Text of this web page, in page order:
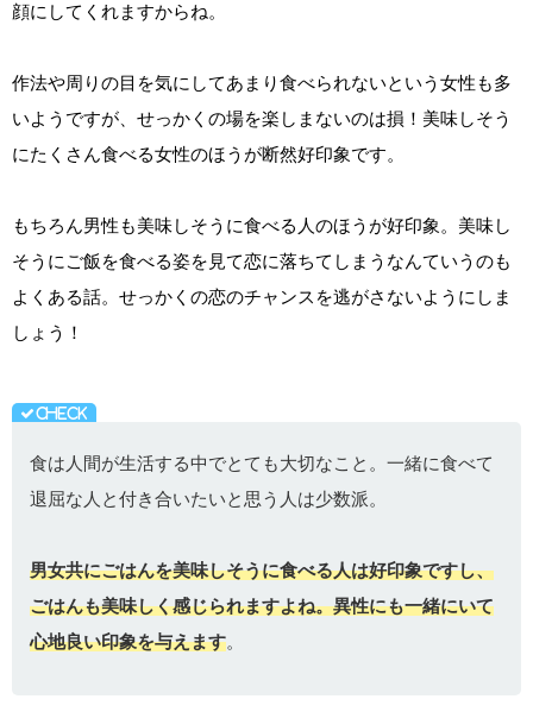
顔にしてくれますからね。
作法や周りの目を気にしてあまり食べられないという女性も多
いようですが、せっかくの場を楽しまないのは損！美味しそう
にたくさん食べる女性のほうが断然好印象です。
もちろん男性も美味しそうに食べる人のほうが好印象。美味し
そうにご飯を食べる姿を見て恋に落ちてしまうなんていうのも
よくある話。せっかくの恋のチャンスを逃がさないようにしま
しょう！
食は人間が生活する中でとても大切なこと。一緒に食べて
退屈な人と付き合いたいと思う人は少数派。
男女共にごはんを美味しそうに食べる人は好印象ですし、
ごはんも美味しく感じられますよね。異性にも一緒にいて
心地良い印象を与えます。